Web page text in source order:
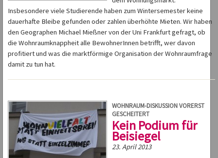
Insbesondere viele Studierende haben zum Wintersemester keine
dauerhafte Bleibe gefunden oder zahlen überhöhte Mieten. Wir haben
den Geographen Michael Mießner von der Uni Frankfurt gefragt, ob
die Wohnraumknappheit alle BewohnerInnen betrifft, wer davon
profitiert und was die marktförmige Organisation der Wohnraumfrage
damit zu tun hat.
WOHNRAUM-DISKUSSION VORERST
GESCHEITERT
Kein Podium für
Beisiegel
23. April 2013